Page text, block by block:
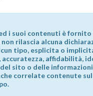
i suoi contenuti è fornito
rilascia alcuna
tipo, esplicita o
accuratezza, affidabilità,
sito o delle
correlate contenute